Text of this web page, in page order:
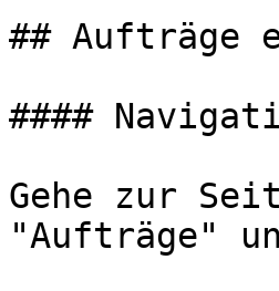
## Aufträge
####
Gehe zur
"Aufträge"